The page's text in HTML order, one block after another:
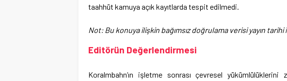
taahhüt kamuya açık kayıtlarda tespit edilmedi.
Not: Bu konuya ilişkin bağımsız doğrulama verisi yayın
Editörün Değerlendirmesi
Koralmbahn’ın işletme sonrası çevresel